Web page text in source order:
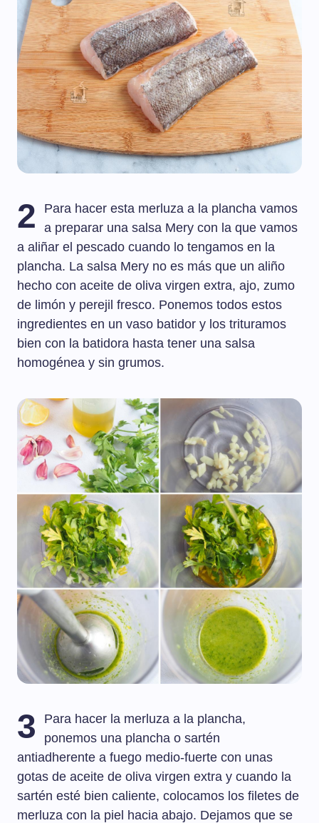
2
Para hacer esta merluza a la plancha vamos
a preparar una salsa Mery con la que vamos
a aliñar el pescado cuando lo tengamos en la
plancha. La salsa Mery no es más que un aliño
hecho con aceite de oliva virgen extra, ajo, zumo
de limón y perejil fresco. Ponemos todos estos
ingredientes en un vaso batidor y los trituramos
bien con la batidora hasta tener una salsa
homogénea y sin grumos.
3
Para hacer la merluza a la plancha,
ponemos una plancha o sartén
antiadherente a fuego medio-fuerte con unas
gotas de aceite de oliva virgen extra y cuando la
sartén esté bien caliente, colocamos los filetes de
merluza con la piel hacia abajo. Dejamos que se